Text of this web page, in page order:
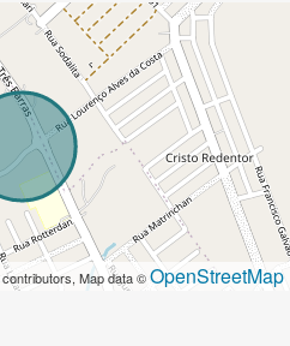
contributors, Map data ©OpenStreetMap